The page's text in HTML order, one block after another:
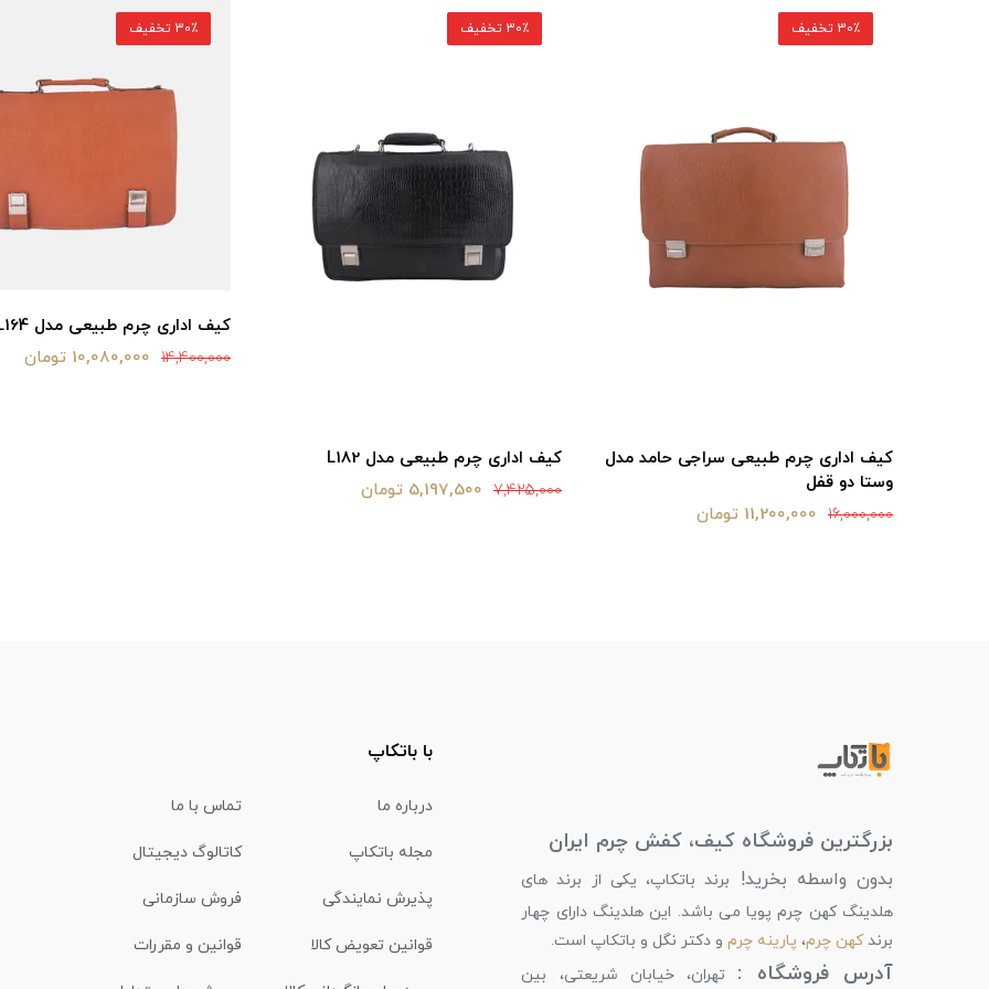
کیف اداری چرم طبیعی سراجی حامد مدل
وستا دو قفل
16,000,000 11,200,000 تومان
30٪ تخفیف
کیف اداری چرم طبیعی مدل L182
7,425,000 5,197,500 تومان
30٪ تخفیف
کیف اداری چرم طبیعی مدل L164
14,400,000 10,080,000 تومان
30٪ تخفیف
بزرگترین فروشگاه کیف، کفش چرم ایران
بدون واسطه بخرید!
برند باتکاپ، یکی از برند های
هلدینگ کهن چرم پویا می باشد. این هلدینگ دارای چهار
برندکهن چرم، پارینه چرم و دکتر نگل و باتکاپ است.
آدرس فروشگاه : تهران، خیابان شریعتی، بین
با باتکاپ
درباره ما تماس با ما
مجله باتکاپ کاتالوگ دیجیتال
پذیرش نمایندگی فروش سازمانی
قوانین تعویض کالا قوانین و مقررات